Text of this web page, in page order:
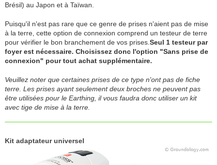
Brésil) au Japon et à Taïwan.
Puisqu'il n'est pas rare que ce genre de prises n'aient pas de mise
à la terre, cette option de connexion comprend un testeur de terre
pour vérifier le bon branchement de vos prises. Seul 1 testeur par
foyer est nécessaire. Choisissez donc l'option "Sans prise de
connexion" pour tout achat supplémentaire.
Veuillez noter que certaines prises de ce type n'ont pas de fiche
terre. Les prises ayant seulement deux broches ne peuvent pas
être utilisées pour le Earthing, il vous faudra donc utiliser un kit
avec tige de mise à la terre.
Kit adaptateur universel